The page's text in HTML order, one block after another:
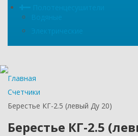
Электрические
Главная
Счетчики
Берестье КГ-2.5 (левый Ду 20)
Берестье КГ-2.5